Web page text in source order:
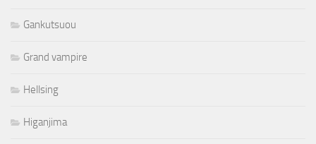
Gankutsuou
Grand vampire
Hellsing
Higanjima